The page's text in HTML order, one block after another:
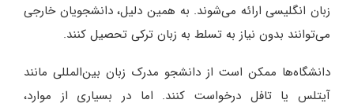
زبان انگلیسی ارائه می‌شوند. به همین دلیل، دانشجویان خارجی
می‌توانند بدون نیاز به تسلط به زبان ترکی تحصیل کنند.
دانشگاه‌ها ممکن است از دانشجو مدرک زبان بین‌المللی مانند
آیتلس یا تافل درخواست کنند. اما در بسیاری از موارد،